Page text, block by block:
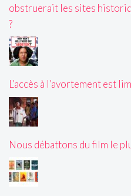
obstruerait les sites
?
L’accès à l’avortement est
Nous débattons du film le